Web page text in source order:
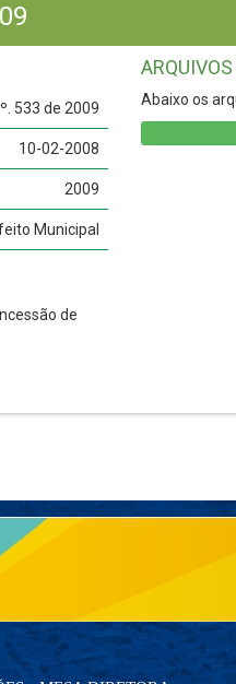
533 de 2009
10-02-2008
2009
Municipal
de
Abaixo os